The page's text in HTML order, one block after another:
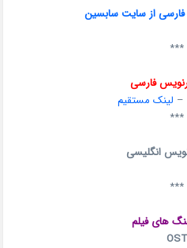
از سایت سابسین
***
فارسی
– لینک مستقیم
***
انگلیسی
***
های فیلم
OST